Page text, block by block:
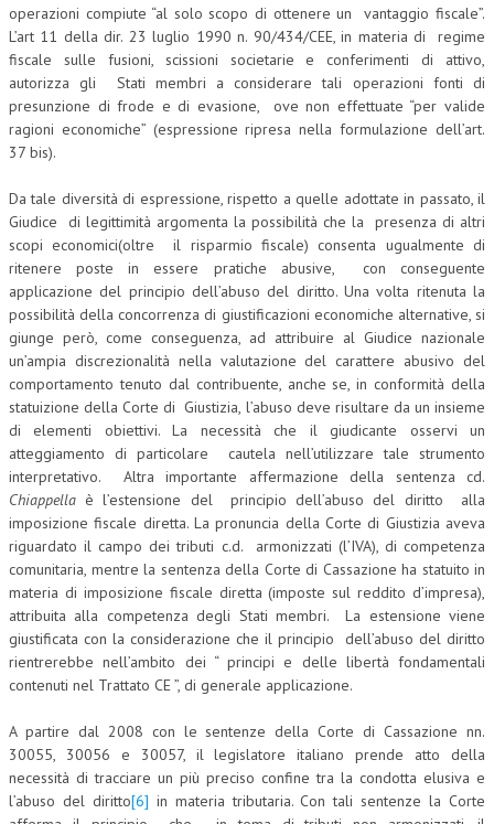
operazioni compiute “al solo scopo di ottenere un vantaggio fiscale”.
L’art 11 della dir. 23 luglio 1990 n. 90/434/CEE, in materia di regime
fiscale sulle fusioni, scissioni societarie e conferimenti di attivo,
autorizza gli Stati membri a considerare tali operazioni fonti di
presunzione di frode e di evasione, ove non effettuate “per valide
ragioni economiche” (espressione ripresa nella formulazione dell’art.
37 bis).
Da tale diversità di espressione, rispetto a quelle adottate in passato, il
Giudice di legittimità argomenta la possibilità che la presenza di altri
scopi economici(oltre il risparmio fiscale) consenta ugualmente di
ritenere poste in essere pratiche abusive, con conseguente
applicazione del principio dell’abuso del diritto. Una volta ritenuta la
possibilità della concorrenza di giustificazioni economiche alternative, si
giunge però, come conseguenza, ad attribuire al Giudice nazionale
un’ampia discrezionalità nella valutazione del carattere abusivo del
comportamento tenuto dal contribuente, anche se, in conformità della
statuizione della Corte di Giustizia, l’abuso deve risultare da un insieme
di elementi obiettivi. La necessità che il giudicante osservi un
atteggiamento di particolare cautela nell’utilizzare tale strumento
interpretativo. Altra importante affermazione della sentenza cd.
Chiappella è l’estensione del principio dell’abuso del diritto alla
imposizione fiscale diretta. La pronuncia della Corte di Giustizia aveva
riguardato il campo dei tributi c.d. armonizzati (l’IVA), di competenza
comunitaria, mentre la sentenza della Corte di Cassazione ha statuito in
materia di imposizione fiscale diretta (imposte sul reddito d’impresa),
attribuita alla competenza degli Stati membri. La estensione viene
giustificata con la considerazione che il principio dell’abuso del diritto
rientrerebbe nell’ambito dei “ principi e delle libertà fondamentali
contenuti nel Trattato CE ”, di generale applicazione.
A partire dal 2008 con le sentenze della Corte di Cassazione nn.
30055, 30056 e 30057, il legislatore italiano prende atto della
necessità di tracciare un più preciso confine tra la condotta elusiva e
l’abuso del diritto[6] in materia tributaria. Con tali sentenze la Corte